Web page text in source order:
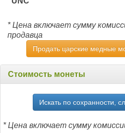
* Цена включает сумму
продавца
Продать царские медные
Стоимость монеты
Искать по сохранности,
* Цена включает сумму